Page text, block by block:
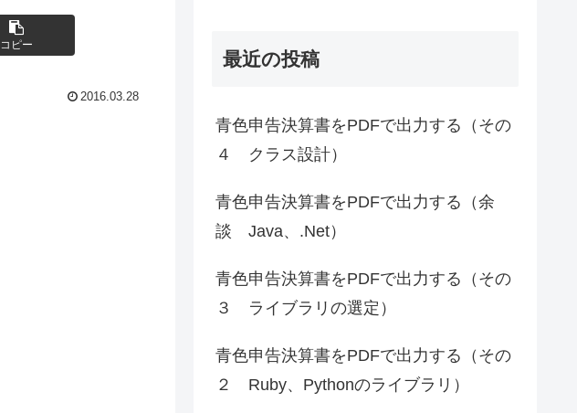
コピー
2016.03.28
最近の投稿
青色申告決算書をPDFで出力する（その
４ クラス設計）
青色申告決算書をPDFで出力する（余
談 Java、.Net）
青色申告決算書をPDFで出力する（その
３ ライブラリの選定）
青色申告決算書をPDFで出力する（その
２ Ruby、Pythonのライブラリ）